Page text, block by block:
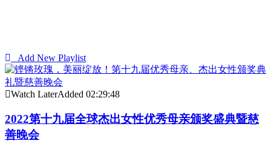
Add New Playlist
Watch LaterAdded 02:29:48
2022第十九届全球杰出女性优秀母亲颁奖盛典暨慈
善晚会